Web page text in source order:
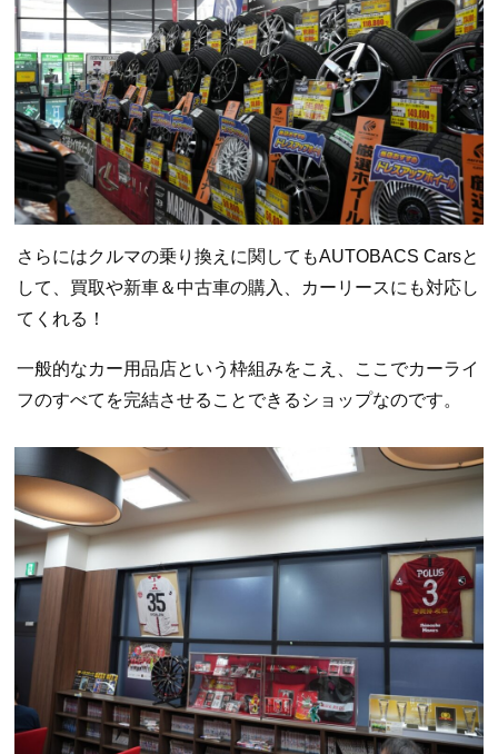
さらにはクルマの乗り換えに関してもAUTOBACS Carsと
して、買取や新車＆中古車の購入、カーリースにも対応し
てくれる！
一般的なカー用品店という枠組みをこえ、ここでカーライ
フのすべてを完結させることできるショップなのです。